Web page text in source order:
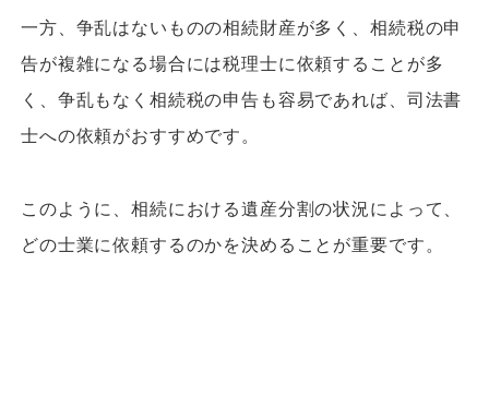
一方、争乱はないものの相続財産が多く、相続税の申
告が複雑になる場合には税理士に依頼することが多
く、争乱もなく相続税の申告も容易であれば、司法書
士への依頼がおすすめです。
このように、相続における遺産分割の状況によって、
どの士業に依頼するのかを決めることが重要です。